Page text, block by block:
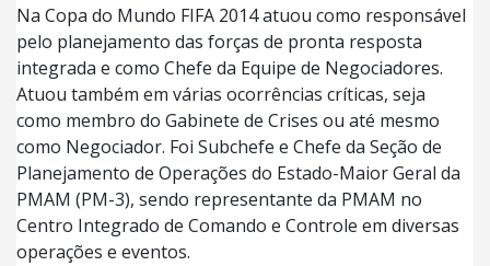
Na Copa do Mundo FIFA 2014 atuou como responsável
pelo planejamento das forças de pronta resposta
integrada e como Chefe da Equipe de Negociadores.
Atuou também em várias ocorrências críticas, seja
como membro do Gabinete de Crises ou até mesmo
como Negociador. Foi Subchefe e Chefe da Seção de
Planejamento de Operações do Estado-Maior Geral da
PMAM (PM-3), sendo representante da PMAM no
Centro Integrado de Comando e Controle em diversas
operações e eventos.